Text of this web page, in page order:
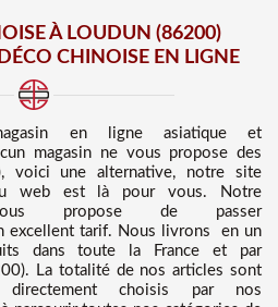
À LOUDUN (86200)
CHINOISE EN LIGNE
en ligne asiatique et
magasin ne vous propose des
voici une alternative, notre site
web est là pour vous. Notre
propose de passer
excellent tarif. Nous
livrons en un
dans toute la France et par
La totalité de nos articles sont
choisis par nos